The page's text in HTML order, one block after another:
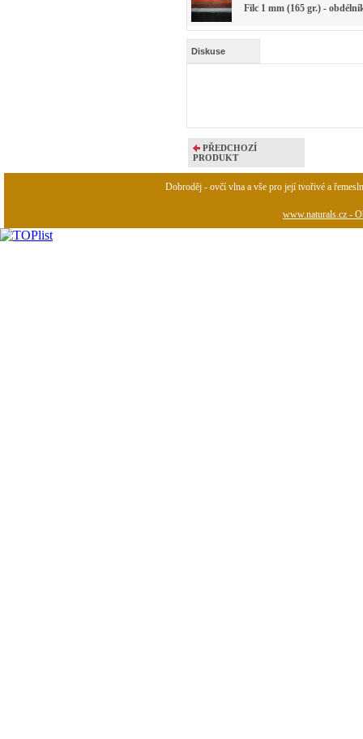
Filc 1 mm (165 gr.) -
Diskuse
PŘEDCHOZÍ
PRODUKT
Dobroděj - ovčí vlna a vše pro její tvořivé a
www.naturals.cz -